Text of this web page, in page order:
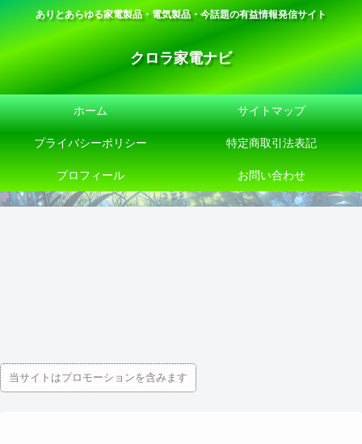
ありとあらゆる家電製品・電気製品・今話題の有益情報発信サイト
クロラ家電ナビ
ホーム サイトマップ
プライバシーポリシー 特定商取引法表記
プロフィール お問い合わせ
当サイトはプロモーションを含みます